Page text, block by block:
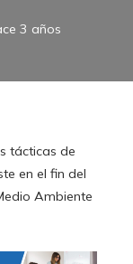
3 años
tácticas de
en el fin del
Ambiente